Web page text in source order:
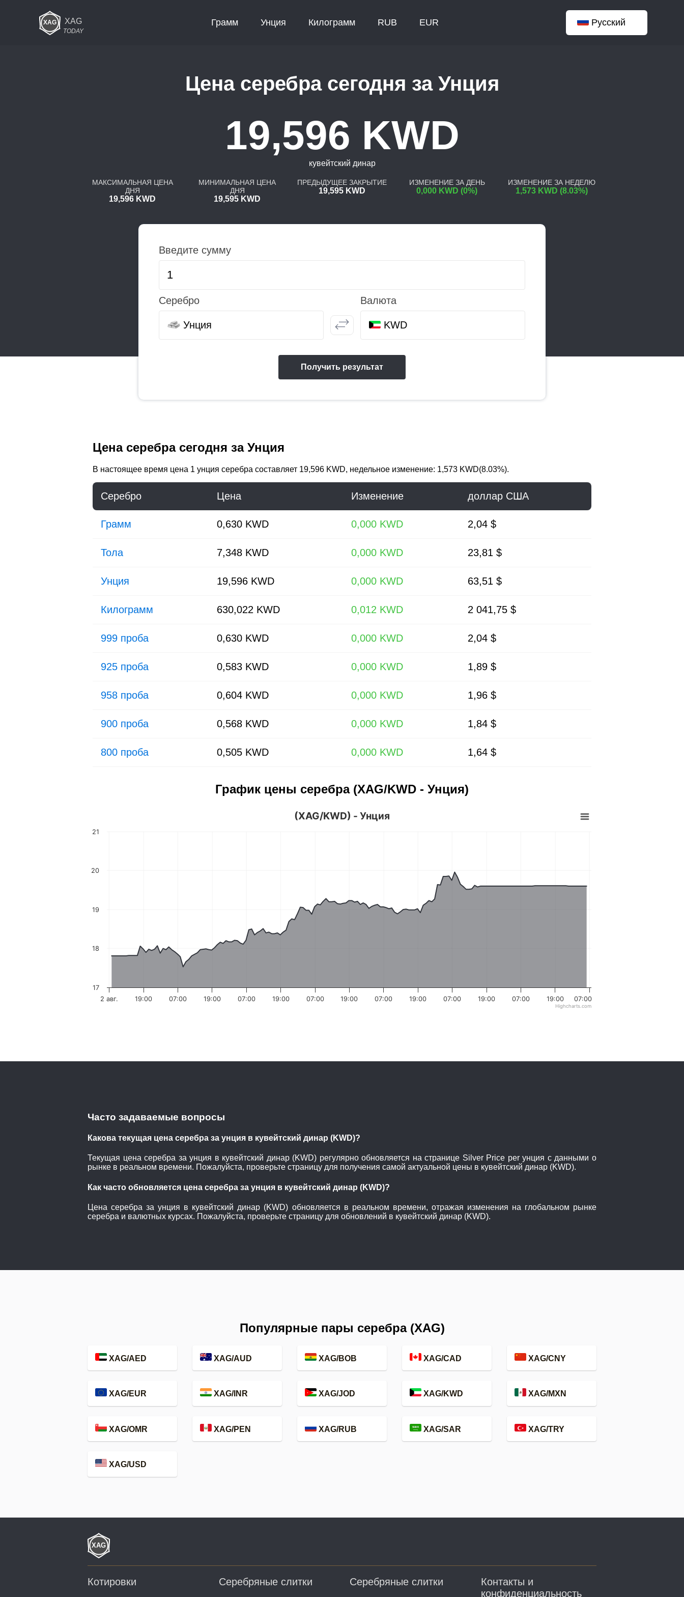
XAG
TODAY
Грамм Унция Килограмм RUB EUR Русский
Цена серебра сегодня за Унция
19,596 KWD
кувейтский динар
МАКСИМАЛЬНАЯ ЦЕНА
ДНЯ
19,596 KWD
МИНИМАЛЬНАЯ ЦЕНА
ДНЯ
19,595 KWD
ПРЕДЫДУЩЕЕ ЗАКРЫТИЕ
19,595 KWD
ИЗМЕНЕНИЕ ЗА ДЕНЬ
0,000 KWD (0%)
ИЗМЕНЕНИЕ ЗА НЕДЕЛЮ
1,573 KWD (8.03%)
Введите сумму
Серебро
Унция
Валюта
KWD
Получить результат
Цена серебра сегодня за Унция
В настоящее время цена 1 унция серебра составляет 19,596 KWD, недельное изменение: 1,573 KWD(8.03%).
Серебро Цена Изменение доллар США
Грамм 0,630 KWD 0,000 KWD 2,04 $
Тола 7,348 KWD 0,000 KWD 23,81 $
Унция 19,596 KWD 0,000 KWD 63,51 $
Килограмм 630,022 KWD 0,012 KWD 2 041,75 $
999 проба 0,630 KWD 0,000 KWD 2,04 $
925 проба 0,583 KWD 0,000 KWD 1,89 $
958 проба 0,604 KWD 0,000 KWD 1,96 $
900 проба 0,568 KWD 0,000 KWD 1,84 $
800 проба 0,505 KWD 0,000 KWD 1,64 $
График цены серебра (XAG/KWD - Унция)
(XAG/KWD) - Унция
2 авг. 19:00 07:00 19:00 07:00 19:00 07:00 19:00 07:00 19:00 07:00 19:00 07:00 19:00 07:00
17
18
19
20
21
Highcharts.com
Часто задаваемые вопросы
Какова текущая цена серебра за унция в кувейтский динар (KWD)?
Текущая цена серебра за унция в кувейтский динар (KWD) регулярно обновляется на странице Silver Price per унция с данными о
рынке в реальном времени. Пожалуйста, проверьте страницу для получения самой актуальной цены в кувейтский динар (KWD).
Как часто обновляется цена серебра за унция в кувейтский динар (KWD)?
Цена серебра за унция в кувейтский динар (KWD) обновляется в реальном времени, отражая изменения на глобальном рынке
серебра и валютных курсах. Пожалуйста, проверьте страницу для обновлений в кувейтский динар (KWD).
Популярные пары серебра (XAG)
XAG/AED XAG/AUD XAG/BOB XAG/CAD XAG/CNY
XAG/EUR XAG/INR XAG/JOD XAG/KWD XAG/MXN
XAG/OMR XAG/PEN XAG/RUB XAG/SAR XAG/TRY
XAG/USD
Котировки Серебряные слитки Серебряные слитки
Контакты и
конфиденциальность